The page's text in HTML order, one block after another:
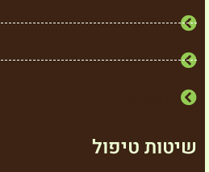
בדיקת צואה
בדיקת רגישות למזון
שיטות טיפול